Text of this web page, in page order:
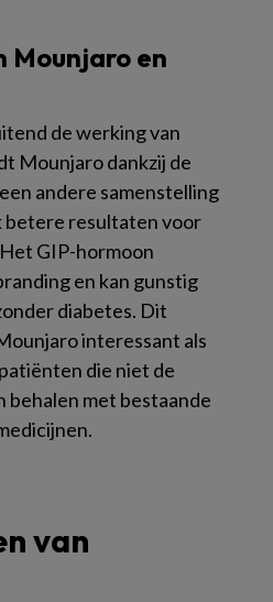
Mounjaro en
de werking van
Mounjaro dankzij de
andere samenstelling
betere resultaten voor
GIP-hormoon
en kan gunstig
diabetes. Dit
interessant als
die niet de
met bestaande
van